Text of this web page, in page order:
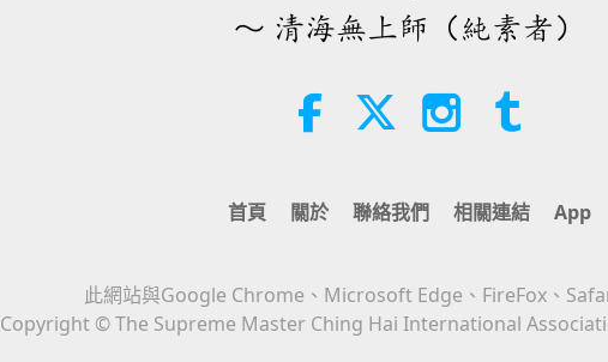
～ 清海無上師（純素者）
首頁 關於 聯絡我們 相關連結 App
此網站與Google Chrome、Microsoft Edge、FireFox、
Copyright © The Supreme Master Ching Hai International